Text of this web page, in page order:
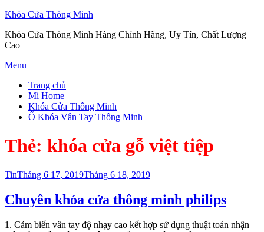
Khóa Cửa Thông Minh
Khóa Cửa Thông Minh Hàng Chính Hãng, Uy Tín, Chất Lượng
Cao
Skip
content
Menu
Trang chủ
Mi Home
Khóa Cửa Thông Minh
Ổ Khóa Vân Tay Thông Minh
Thẻ: khóa cửa gỗ việt tiệp
TinPosted
Tháng 6 17, 2019Tháng 6 18, 2019
Chuyên khóa cửa thông minh philips
1. Cảm biến vân tay độ nhạy cao kết hợp sử dụng thuật toán nhận